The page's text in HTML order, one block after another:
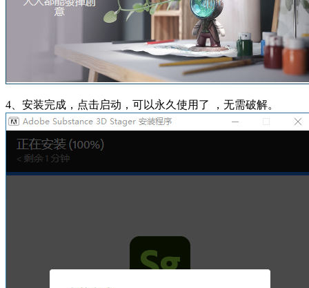
4、安装完成，点击启动，可以永久使用了 ，无需破解。